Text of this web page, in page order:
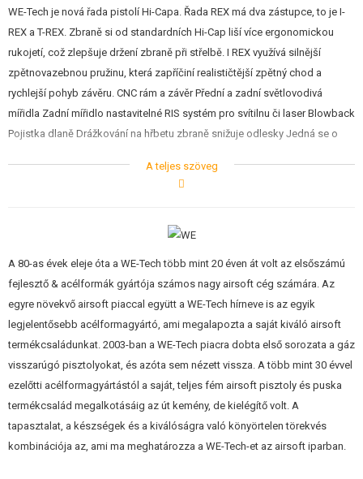
WE-Tech je nová řada pistolí Hi-Capa. Řada REX má dva zástupce, to je I-
REX a T-REX. Zbraně si od standardních Hi-Cap liší více ergonomickou
rukojetí, což zlepšuje držení zbraně při střelbě. I REX využívá silnější
zpětnovazebnou pružinu, která zapříčiní realističtější zpětný chod a
rychlejší pohyb závěru. CNC rám a závěr Přední a zadní světlovodivá
mířidla Zadní mířidlo nastavitelné RIS systém pro svítilnu či laser Blowback
Pojistka dlaně Drážkování na hřbetu zbraně snižuje odlesky Jedná se o
jeho patce. Používá se plyn Green Gas (Propan), který je součástí nabídky
reálným pohybem závěru. Při každém výstřelu závěr cyklicky "kopne"
A teljes szöveg
A 80-as évek eleje óta a WE-Tech több mint 20 éven át volt az elsőszámú
fejlesztő & acélformák gyártója számos nagy airsoft cég számára. Az
egyre növekvő airsoft piaccal együtt a WE-Tech hírneve is az egyik
legjelentősebb acélformagyártó, ami megalapozta a saját kiváló airsoft
termékcsaládunkat. 2003-ban a WE-Tech piacra dobta első sorozata a gáz
visszarúgó pisztolyokat, és azóta sem nézett vissza. A több mint 30 évvel
ezelőtti acélformagyártástól a saját, teljes fém airsoft pisztoly és puska
termékcsalád megalkotásáig az út kemény, de kielégítő volt. A
tapasztalat, a készségek és a kiválóságra való könyörtelen törekvés
kombinációja az, ami ma meghatározza a WE-Tech-et az airsoft iparban.